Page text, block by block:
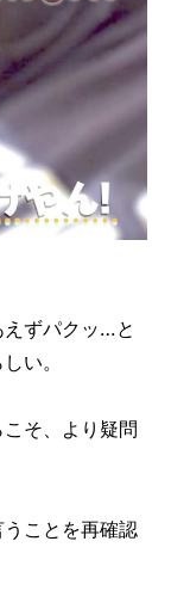
えずパクッ…と
い。
そ、より疑問
ことを再確認